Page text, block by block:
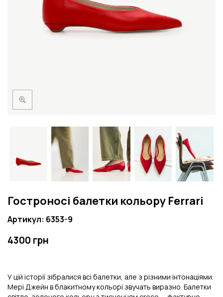
Гостроносі балетки кольору Ferrari
Артикул: 6353-9
4300 грн
У цій історії зібралися всі балетки, але з різними інтонаціями.
Мері Джейн в блакитному кольорі звучать виразно. Балетки